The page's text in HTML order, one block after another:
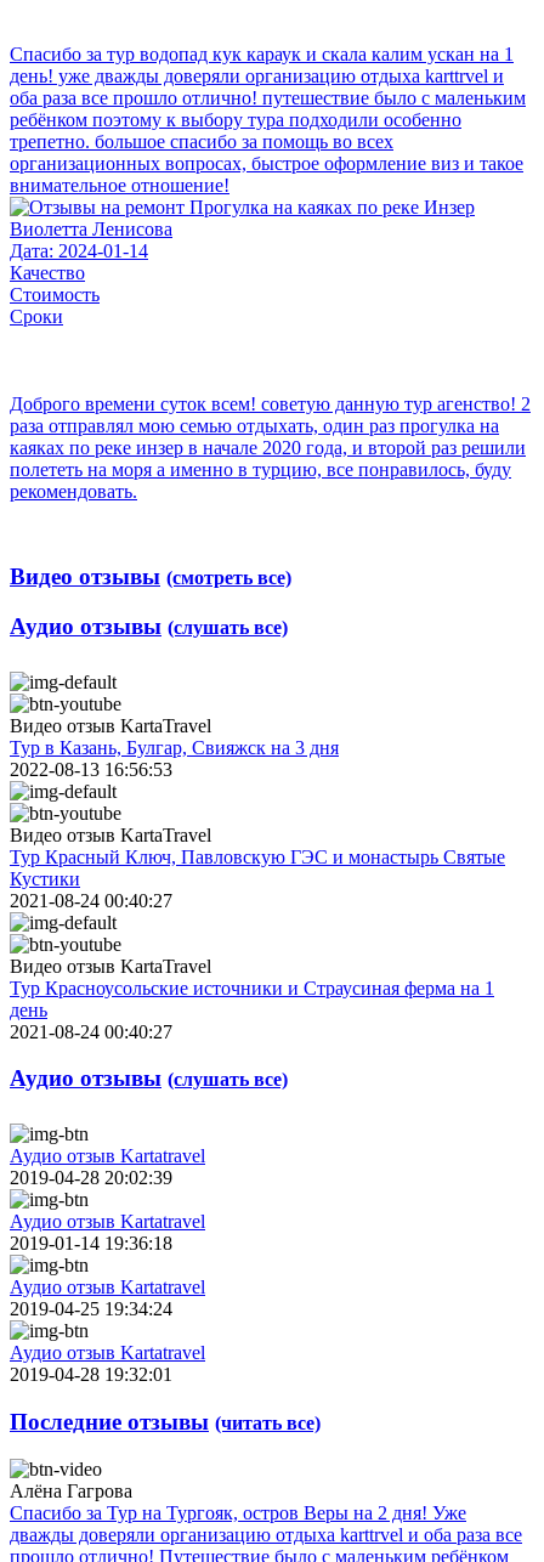
Спасибо за тур водопад кук караук и скала калим ускан на 1
день! уже дважды доверяли организацию отдыха karttrvel и
оба раза все прошло отлично! путешествие было с маленьким
ребёнком поэтому к выбору тура подходили особенно
трепетно. большое спасибо за помощь во всех
организационных вопросах, быстрое оформление виз и такое
внимательное отношение!
Виолетта Ленисова
Дата: 2024-01-14
Качество
Стоимость
Сроки
Доброго времени суток всем! советую данную тур агенство! 2
раза отправлял мою семью отдыхать, один раз прогулка на
каяках по реке инзер в начале 2020 года, и второй раз решили
полететь на моря а именно в турцию, все понравилось, буду
рекомендовать.
Видео отзывы (смотреть все)
Аудио отзывы (слушать все)
Видео отзыв KartaTravel
Тур в Казань, Булгар, Свияжск на 3 дня
2022-08-13 16:56:53
Видео отзыв KartaTravel
Тур Красный Ключ, Павловскую ГЭС и монастырь Святые
Кустики
2021-08-24 00:40:27
Видео отзыв KartaTravel
Тур Красноусольские источники и Страусиная ферма на 1
день
2021-08-24 00:40:27
Аудио отзывы (слушать все)
Аудио отзыв Kartatravel
2019-04-28 20:02:39
Аудио отзыв Kartatravel
2019-01-14 19:36:18
Аудио отзыв Kartatravel
2019-04-25 19:34:24
Аудио отзыв Kartatravel
2019-04-28 19:32:01
Последние отзывы (читать все)
Алёна Гагрова
Спасибо за Тур на Тургояк, остров Веры на 2 дня! Уже
дважды доверяли организацию отдыха karttrvel и оба раза все
прошло отлично! Путешествие было с маленьким ребёнком